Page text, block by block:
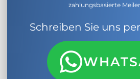
zahlungsbasierte
Schreiben Sie uns